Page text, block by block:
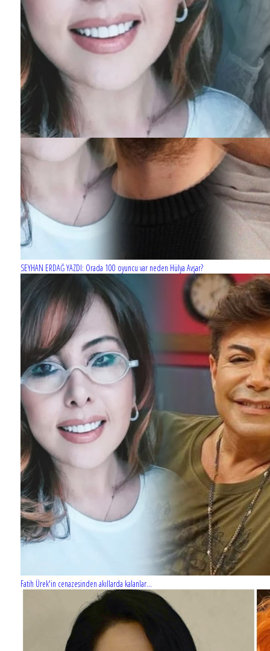
SEYHAN ERDAĞ YAZDI: Orada 100 oyuncu var neden Hülya Avşar?
Fatih Ürek'in cenazesinden akıllarda kalanlar...